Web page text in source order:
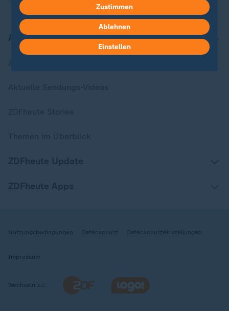
Aktuell bei ZDFheute
Nutzungsbedingungen Datenschutz Datenschutzeinstellungen
Impressum
Wechseln zu:
Zustimmen
Ablehnen
Einstellen